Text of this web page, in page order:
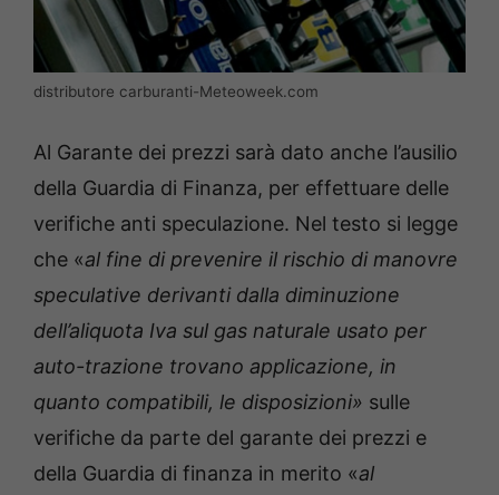
distributore carburanti-Meteoweek.com
Al Garante dei prezzi sarà dato anche l’ausilio
della Guardia di Finanza, per effettuare delle
verifiche anti speculazione. Nel testo si legge
che «al fine di prevenire il rischio di manovre
speculative derivanti dalla diminuzione
dell’aliquota Iva sul gas naturale usato per
auto-trazione trovano applicazione, in
quanto compatibili, le disposizioni» sulle
verifiche da parte del garante dei prezzi e
della Guardia di finanza in merito «al